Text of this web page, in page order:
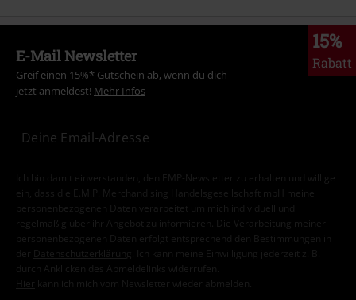
15%
Rabatt
E-Mail Newsletter
Greif einen 15%* Gutschein ab, wenn du dich
jetzt anmeldest! Mehr Infos
Ich bin damit einverstanden, den EMP-Newsletter zu erhalten und willige
ein, dass die E.M.P. Merchandising Handelsgesellschaft mbH meine
personenbezogenen Daten verarbeitet um mich individuell und
regelmäßig über ihr Angebot zu informieren. Die Verarbeitung meiner
personenbezogenen Daten erfolgt entsprechend den Bestimmungen in
der
Datenschutzerklärung
. Ich kann meine Einwilligung jederzeit z. B.
durch Anklicken des Abmeldelinks widerrufen.
Hier kann ich mich vom Newsletter wieder abmelden.